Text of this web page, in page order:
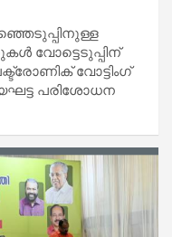
വോട്ടെടുപ്പിന്
വോട്ടിംഗ്
പരിശോധന